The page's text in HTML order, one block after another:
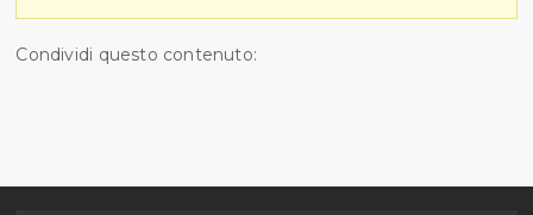
Condividi questo contenuto: